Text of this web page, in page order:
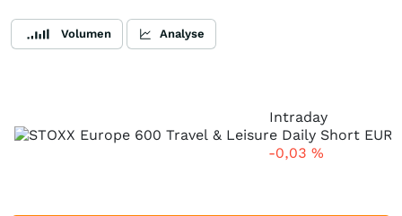
Volumen Analyse
Intraday
-0,03 %